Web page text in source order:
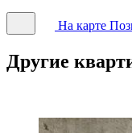
На карте
Другие